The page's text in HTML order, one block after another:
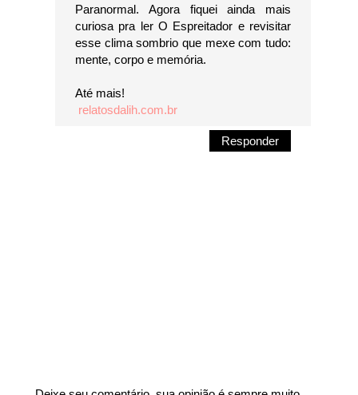
Paranormal. Agora fiquei ainda mais
curiosa pra ler O Espreitador e revisitar
esse clima sombrio que mexe com tudo:
mente, corpo e memória.
Até mais!
relatosdalih.com.br
Responder